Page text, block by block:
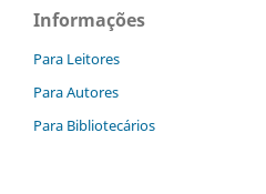
Informações
Para Leitores
Para Autores
Para Bibliotecários